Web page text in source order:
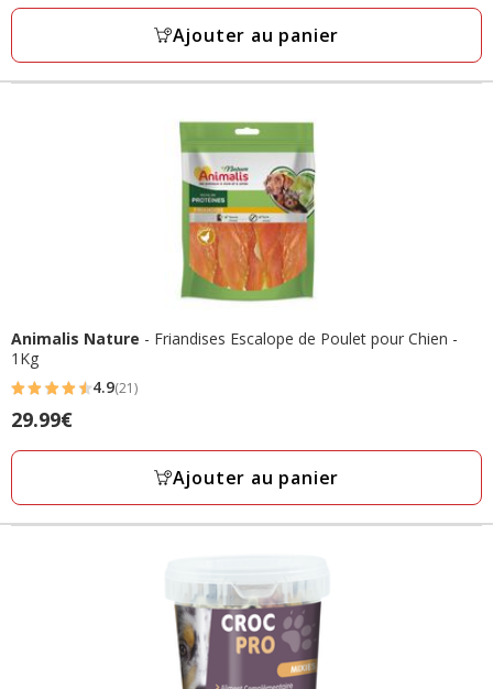
15
Kg
Ajouter au panier
Animalis Nature - Friandises Escalope de Poulet pour Chien -
1Kg
4.9
étoiles
avec
avis
4.9(21)
Prix
29.99€
Ajouter au panier